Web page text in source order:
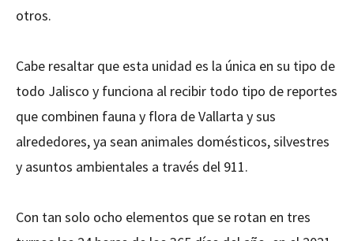
otros.
Cabe resaltar que esta unidad es la única en su tipo de
todo Jalisco y funciona al recibir todo tipo de reportes
que combinen fauna y flora de Vallarta y sus
alrededores, ya sean animales domésticos, silvestres
y asuntos ambientales a través del 911.
Con tan solo ocho elementos que se rotan en tres